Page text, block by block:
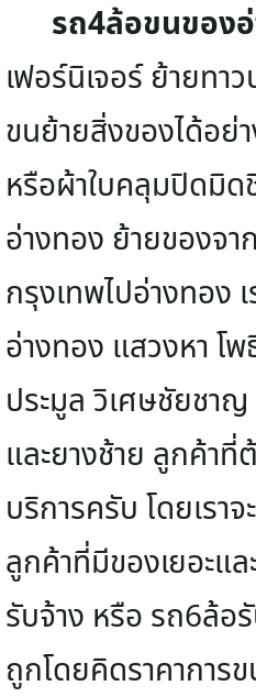
รถ4ล้อขนของ
เฟอร์นิเจอร์ ย้ายท
ขนย้ายสิ่งของได้อย่
หรือผ้าใบคลุมปิดมิ
อ่างทอง ย้ายของจ
กรุงเทพไปอ่างทอง เ
อ่างทอง แสวงหา โ
ประมูล วิเศษชัยชาญ
และยางช้าย ลูกค้าที่
บริการครับ โดยเรา
ลูกค้าที่มีของเยอะแ
รับจ้าง หรือ รถ6ล้อ
ถูกโดยคิดราคาการ